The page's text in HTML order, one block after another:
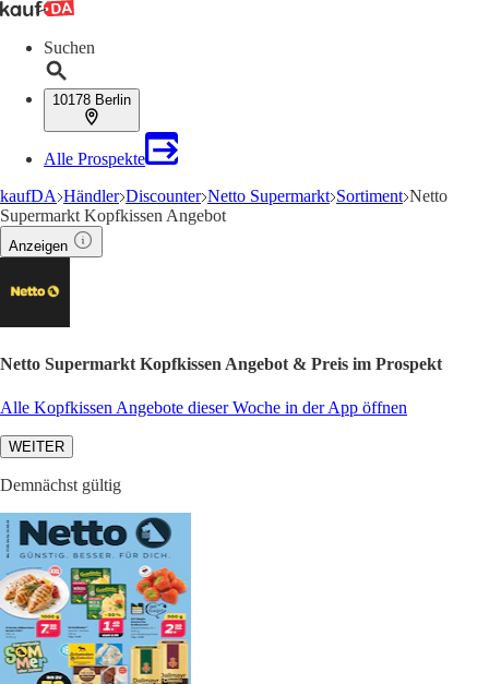
Suchen
10178 Berlin
Alle Prospekte
kaufDA Händler Discounter Netto Supermarkt Sortiment Netto
Supermarkt Kopfkissen Angebot
Anzeigen
Netto Supermarkt Kopfkissen Angebot & Preis im Prospekt
Alle Kopfkissen Angebote dieser Woche in der App öffnen
WEITER
Demnächst gültig